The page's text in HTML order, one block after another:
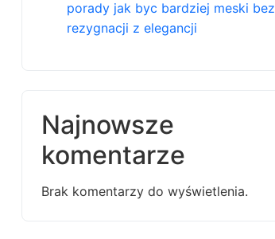
porady jak byc bardziej meski bez
rezygnacji z elegancji
Najnowsze
komentarze
Brak komentarzy do wyświetlenia.